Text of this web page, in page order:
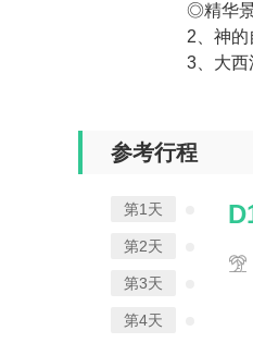
◎精华
2、神
3、大西
参考行程
第1天
第2天
第3天
第4天